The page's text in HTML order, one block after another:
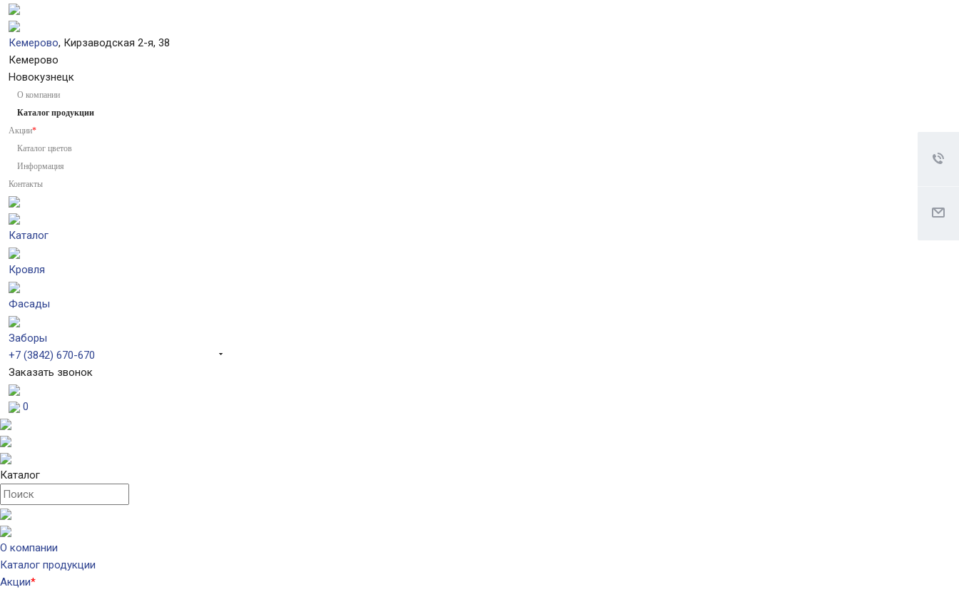
Кемерово, Кирзаводская 2-я, 38
Кемерово
Новокузнецк
О компании
Каталог продукции
Акции*
Каталог цветов
Информация
Контакты
Каталог
Кровля
Фасады
Заборы
+7 (3842) 670-670
Заказать звонок
0
Каталог
О компании
Каталог продукции
Акции*